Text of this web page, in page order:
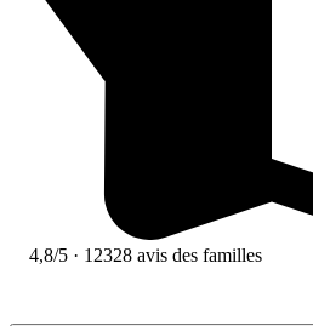
4,8/5 · 12328 avis des familles